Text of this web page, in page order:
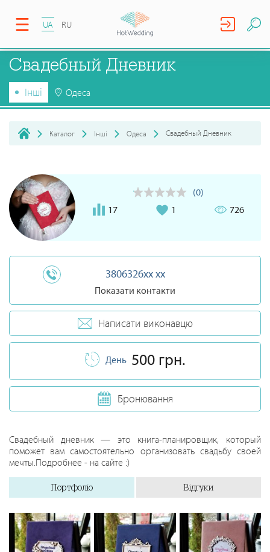
UA RU
Свадебный Дневник
Інші Одеса
Каталог Інші Одеса Свадебный Дневник
(0)
17
1 726
3806326xx xx
Показати контакти
Написати виконавцю
День 500 грн.
Бронювання
Свадебный дневник — это книга-планировщик, который
поможет вам самостоятельно организовать свадьбу своей
мечты.Подробнее - на сайте :)
Портфоліо Відгуки